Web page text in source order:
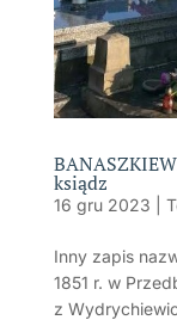
ksiądz
16 gru 2023
Inny zapis
1851 r. w
z